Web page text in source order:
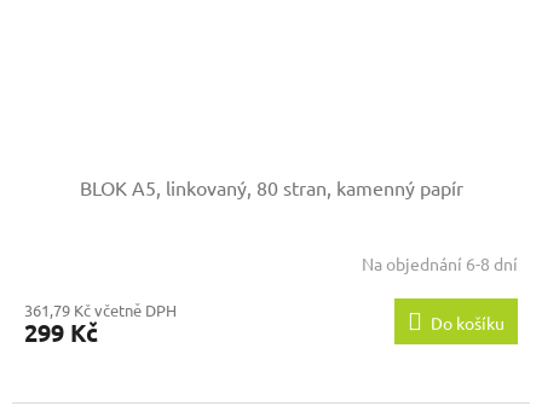
BLOK A5, linkovaný, 80 stran, kamenný papír
Na objednání 6-8 dní
361,79 Kč včetně DPH
299 Kč Do košíku